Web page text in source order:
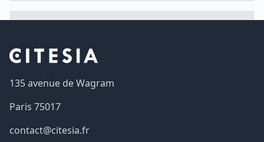
135 avenue de Wagram
Paris 75017
contact@citesia.fr